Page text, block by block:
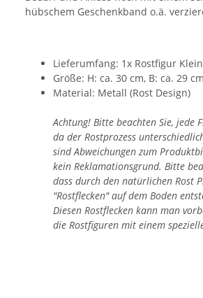
hübschem Geschenkband o.ä.
Lieferumfang: 1x Rostfigur
Größe: H: ca. 30 cm, B: ca. 29 cm
Material: Metall (Rost Design)
Achtung! Bitte beachten Sie, jede
da der Rostprozess
sind Abweichungen zum
kein Reklamationsgrund. Bitte
dass durch den natürlichen Rost
"Rostflecken" auf dem Boden
Diesen Rostflecken kann man
die Rostfiguren mit einem